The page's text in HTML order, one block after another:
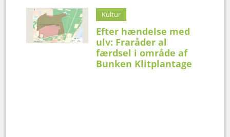
Kultur
Efter hændelse med
ulv: Fraråder al
færdsel i område af
Bunken Klitplantage